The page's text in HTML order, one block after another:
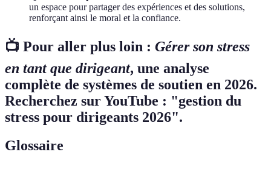
un espace pour partager des expériences et des solutions,
renforçant ainsi le moral et la confiance.
📺 Pour aller plus loin : Gérer son stress
en tant que dirigeant, une analyse
complète de systèmes de soutien en 2026.
Recherchez sur YouTube : "gestion du
stress pour dirigeants 2026".
Glossaire